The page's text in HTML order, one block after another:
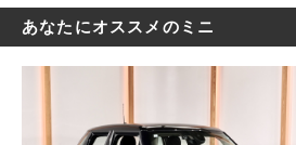
あなたにオススメのミニ